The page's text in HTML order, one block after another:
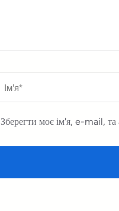
Ім’я *
Зберегти моє ім'я, e-mail, та